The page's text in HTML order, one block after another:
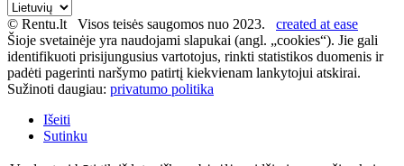
© Rentu.lt Visos teisės saugomos nuo 2023. created at ease
Šioje svetainėje yra naudojami slapukai (angl. „cookies“). Jie gali
identifikuoti prisijungusius vartotojus, rinkti statistikos duomenis ir
padėti pagerinti naršymo patirtį kiekvienam lankytojui atskirai.
Sužinoti daugiau: privatumo politika
Išeiti
Sutinku